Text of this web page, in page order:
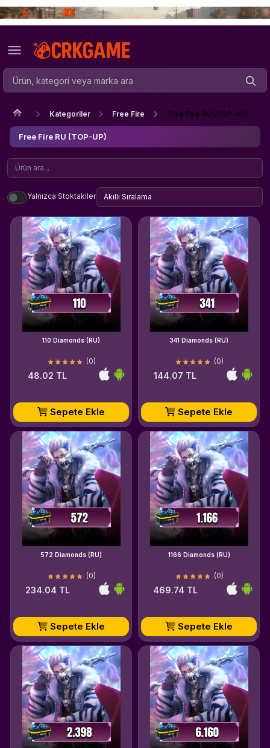
Kategoriler Free Fire Free Fire RU (TOP-UP)
Free Fire RU (TOP-UP)
Yalnızca Stoktakiler
110 Diamonds (RU)
(0)
48.02 TL
Sepete Ekle
341 Diamonds (RU)
(0)
144.07 TL
Sepete Ekle
572 Diamonds (RU)
(0)
234.04 TL
Sepete Ekle
1166 Diamonds (RU)
(0)
469.74 TL
Sepete Ekle